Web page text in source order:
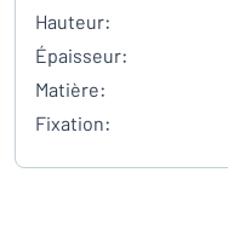
Hauteur:
Épaisseur:
Matière:
Fixation: